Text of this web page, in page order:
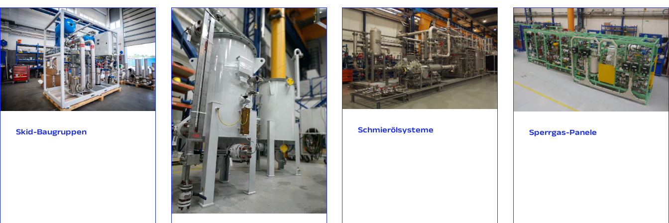
BAROSSA, Australien.
Erfüllung technologischer und regulatorischer AnforderungenUm die Ziele von
Woodfibre LNG im Bereich der Emissionsreduzierung zu unterstützen, lieferte Rockfin
Systeme, die auf Energieeffizienz und Einhaltung von Umweltvorschriften ausgelegt
sind. Unsere Anlagen erfüllen strenge kanadische Normen, darunter CRN für
Druckbehälter, CSA und IECEx für explosionsgefährdete Bereiche sowie CWB/ASME
für Schweißarbeiten.
Partnerschaft für nachhaltige EnergieDiese Zusammenarbeit spiegelt unser
gemeinsames Engagement für saubere Energie wider. Mit der Lieferung
fortschrittlicher Hilfssysteme unterstützt Rockfin die globale Emissionsreduzierung
und setzt einen Standard für Ingenieurexzellenz im Bereich nachhaltiger Energie.
Skid-Baugruppen Schmierölsysteme Sperrgas-Panele